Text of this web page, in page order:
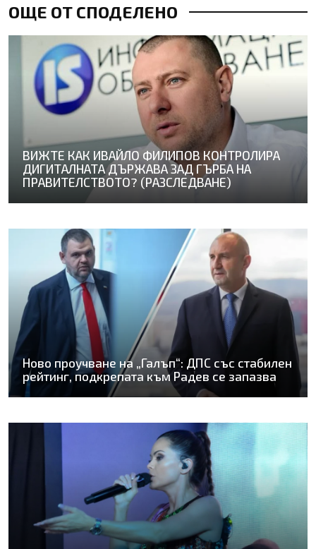
ОЩЕ ОТ СПОДЕЛЕНО
ВИЖТЕ КАК ИВАЙЛО ФИЛИПОВ КОНТРОЛИРА
ДИГИТАЛНАТА ДЪРЖАВА ЗАД ГЪРБА НА
ПРАВИТЕЛСТВОТО? (РАЗСЛЕДВАНЕ)
Ново проучване на „Галъп“: ДПС със стабилен
рейтинг, подкрепата към Радев се запазва